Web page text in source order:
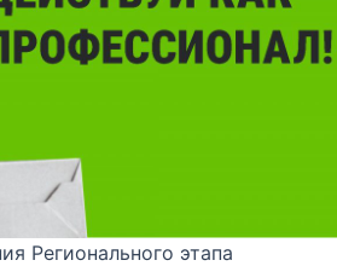
Регионального этапа